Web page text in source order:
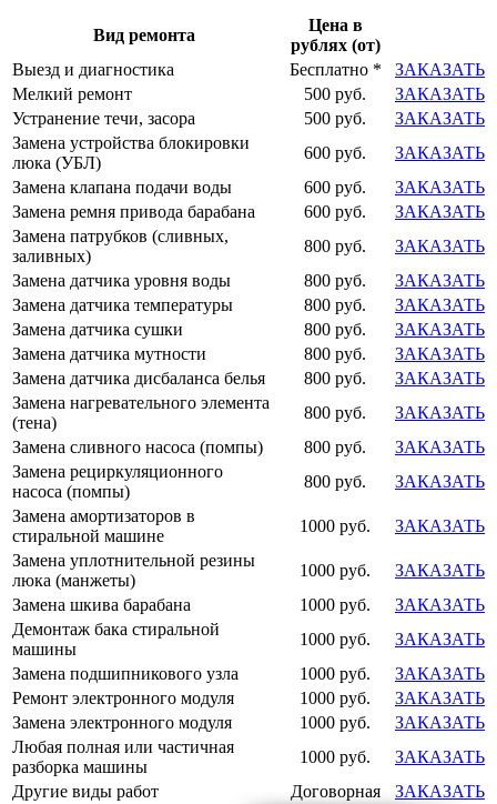
Вид ремонта
Цена в
рублях (от)
Выезд и диагностика
Бесплатно *
ЗАКАЗАТЬ
Мелкий ремонт
500 руб.
ЗАКАЗАТЬ
Устранение течи, засора
500 руб.
ЗАКАЗАТЬ
Замена устройства блокировки
люка (УБЛ)
600 руб.
ЗАКАЗАТЬ
Замена клапана подачи воды
600 руб.
ЗАКАЗАТЬ
Замена ремня привода барабана
600 руб.
ЗАКАЗАТЬ
Замена патрубков (сливных,
заливных)
800 руб.
ЗАКАЗАТЬ
Замена датчика уровня воды
800 руб.
ЗАКАЗАТЬ
Замена датчика температуры
800 руб.
ЗАКАЗАТЬ
Замена датчика сушки
800 руб.
ЗАКАЗАТЬ
Замена датчика мутности
800 руб.
ЗАКАЗАТЬ
Замена датчика дисбаланса белья
800 руб.
ЗАКАЗАТЬ
Замена нагревательного элемента
(тена)
800 руб.
ЗАКАЗАТЬ
Замена сливного насоса (помпы)
800 руб.
ЗАКАЗАТЬ
Замена рециркуляционного
насоса (помпы)
800 руб.
ЗАКАЗАТЬ
Замена амортизаторов в
стиральной машине
1000 руб.
ЗАКАЗАТЬ
Замена уплотнительной резины
люка (манжеты)
1000 руб.
ЗАКАЗАТЬ
Замена шкива барабана
1000 руб.
ЗАКАЗАТЬ
Демонтаж бака стиральной
машины
1000 руб.
ЗАКАЗАТЬ
Замена подшипникового узла
1000 руб.
ЗАКАЗАТЬ
Ремонт электронного модуля
1000 руб.
ЗАКАЗАТЬ
Замена электронного модуля
1000 руб.
ЗАКАЗАТЬ
Любая полная или частичная
разборка машины
1000 руб.
ЗАКАЗАТЬ
Другие виды работ
Договорная ЗАКАЗАТЬ